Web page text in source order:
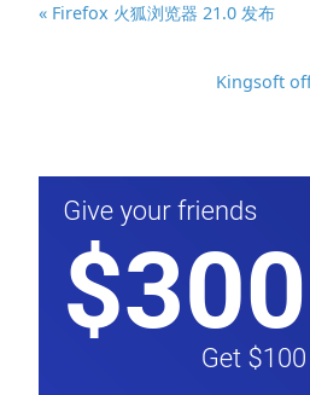
« Firefox 火狐浏览器 21.0 发布
Kingsoft